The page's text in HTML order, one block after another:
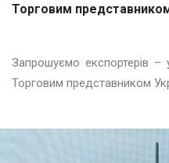
Торговим
Запрошуємо експортерів –
Торговим представником